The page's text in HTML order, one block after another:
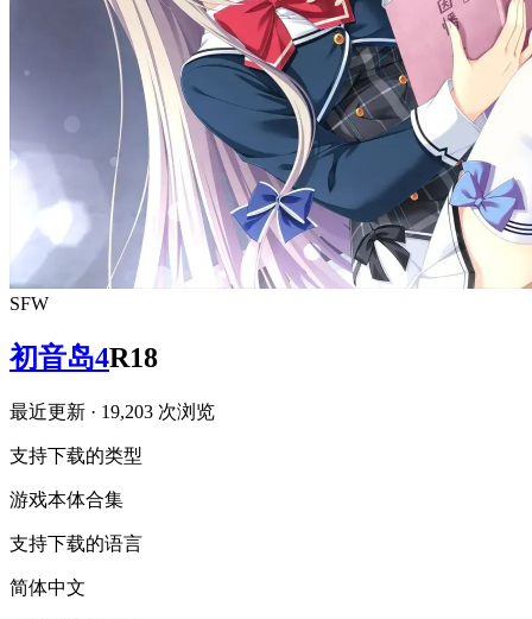
SFW
初音岛4R18
最近更新 · 19,203 次浏览
支持下载的类型
游戏本体合集
支持下载的语言
简体中文